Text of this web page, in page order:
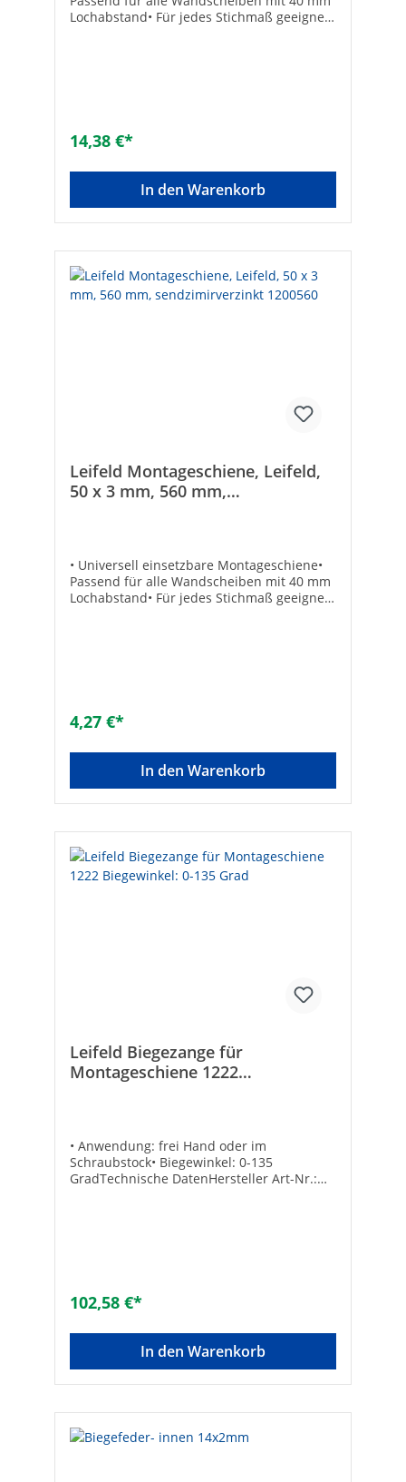
Lochabstand• Für jedes Stichmaß geeignet•
14,38 €*
In den Warenkorb
Leifeld Montageschiene, Leifeld,
50 x 3 mm, 560 mm,
• Universell einsetzbare Montageschiene•
Passend für alle Wandscheiben mit 40 mm
Lochabstand• Für jedes Stichmaß geeignet•
4,27 €*
In den Warenkorb
Leifeld Biegezange für
Montageschiene 1222
• Anwendung: frei Hand oder im
Schraubstock• Biegewinkel: 0-135
GradTechnische DatenHersteller Art-Nr.:
102,58 €*
In den Warenkorb